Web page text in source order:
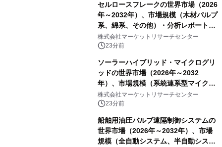
セルロースフレークの世界市場（2026
年～2032年）、市場規模（木材パルプ
系、綿系、その他）・分析レポートを
発表
株式会社マーケットリサーチセンター
23分前
ソーラーハイブリッド・マイクログリ
ッドの世界市場（2026年～2032
年）、市場規模（系統連系型マイクロ
グリッド、独立型マイクログリッ
ド）・分析レポートを発表
株式会社マーケットリサーチセンター
23分前
船舶用油圧バルブ遠隔制御システムの
世界市場（2026年～2032年）、市場
規模（全自動システム、半自動システ